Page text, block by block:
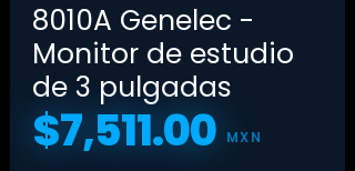
8010A Genelec -
Monitor de estudio
de 3 pulgadas
$7,511.00 MXN